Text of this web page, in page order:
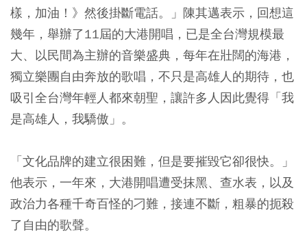
樣，加油！》然後掛斷電話。」陳其邁表示，回想這
幾年，舉辦了11屆的大港開唱，已是全台灣規模最
大、以民間為主辦的音樂盛典，每年在壯闊的海港，
獨立樂團自由奔放的歌唱，不只是高雄人的期待，也
吸引全台灣年輕人都來朝聖，讓許多人因此覺得「我
是高雄人，我驕傲」。
「文化品牌的建立很困難，但是要摧毀它卻很快。」
他表示，一年來，大港開唱遭受抹黑、查水表，以及
政治力各種千奇百怪的刁難，接連不斷，粗暴的扼殺
了自由的歌聲。